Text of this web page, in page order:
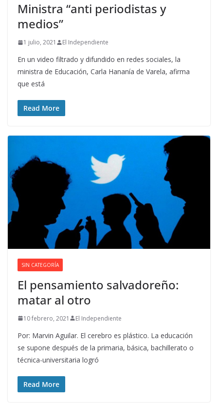
Ministra “anti periodistas y
medios”
1 julio, 2021 El Independiente
En un video filtrado y difundido en redes sociales, la
ministra de Educación, Carla Hananía de Varela, afirma
que está
Read More
SIN CATEGORÍA
El pensamiento salvadoreño:
matar al otro
10 febrero, 2021 El Independiente
Por: Marvin Aguilar. El cerebro es plástico. La educación
se supone después de la primaria, básica, bachillerato o
técnica-universitaria logró
Read More